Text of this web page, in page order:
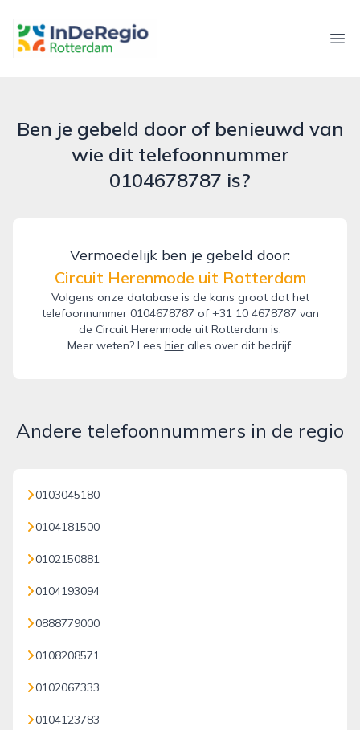
inderegiorotterdam.nl
Ben je gebeld door of benieuwd van
wie dit telefoonnummer
0104678787 is?
Vermoedelijk ben je gebeld door:
Circuit Herenmode uit Rotterdam
Volgens onze database is de kans groot dat het
telefoonnummer 0104678787 of +31 10 4678787 van
de Circuit Herenmode uit Rotterdam is.
Meer weten? Lees hieralles over dit bedrijf.
Andere telefoonnummers in de regio
0103045180
0104181500
0102150881
0104193094
0888779000
0108208571
0102067333
0104123783